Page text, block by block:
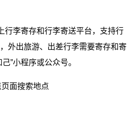
行李寄存和行李寄送平台，支持行
外出旅游、出差行李需要寄存和寄
”小程序或公众号。
页面搜索地点